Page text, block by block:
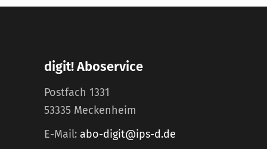
digit! Aboservice
Postfach 1331
53335 Meckenheim
E-Mail: abo-digit@ips-d.de